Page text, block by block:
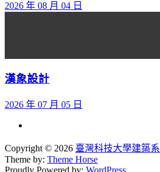
2026 年 08 月 04 日
漢象設計
2026 年 07 月 05 日
Copyright © 2026 臺灣科技大學建築系
Theme by: Theme Horse
Proudly Powered by: WordPress